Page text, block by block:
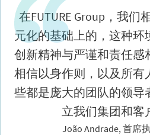
在FUTURE Group，我们
元化的基础上的，这种环
创新精神与严谨和责任感
相信以身作则，以及所有
些都是庞大的团队的领导
立我们集团和客
João Andrade, 首席